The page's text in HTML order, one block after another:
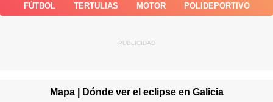
FÚTBOL TERTULIAS MOTOR POLIDEPORTIVO
Mapa | Dónde ver el eclipse en Galicia